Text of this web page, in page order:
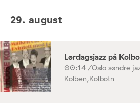
29. august
Lørdagsjazz på
00:14 /Oslo søndre
Kolben,Kolbotn